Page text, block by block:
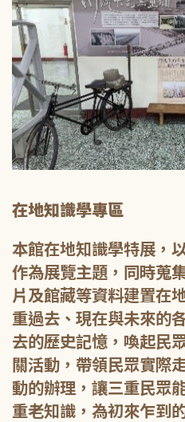
在地知識學專區
本館在地知識學特展，
作為展覽主題，同時蒐
片及館藏等資料建置在
重過去、現在與未來的
去的歷史記憶，喚起民
關活動，帶領民眾實際
動的辦理，讓三重民眾
重老知識，為初來乍到